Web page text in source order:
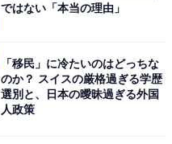
ではない「本当の理由」
「移民」に冷たいのはどっちな
のか？ スイスの厳格過ぎる学歴
選別と、日本の曖昧過ぎる外国
人政策